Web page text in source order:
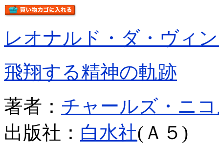
レオナルド・ダ・ヴィ
飛翔する精神の軌跡
著者： チャールズ・ニ
出版社： 白水社(Ａ５)